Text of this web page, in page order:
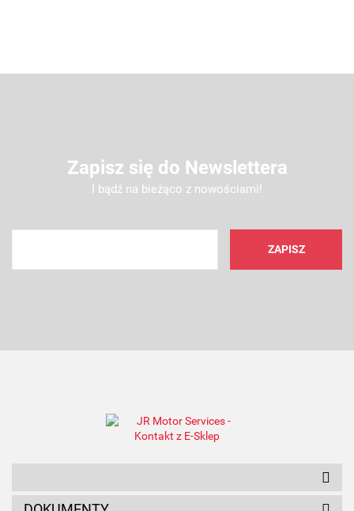
Zapisz się do Newslettera
I bądź na bieżąco z nowościami!